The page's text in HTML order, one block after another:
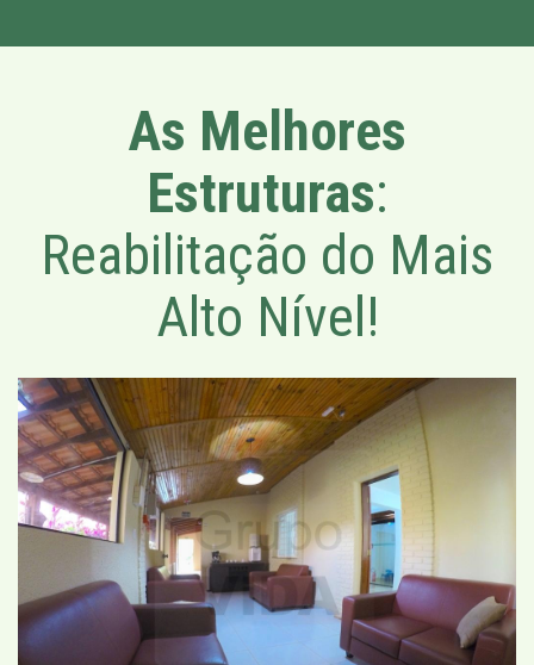
As Melhores
Estruturas:
Reabilitação do Mais
Alto Nível!